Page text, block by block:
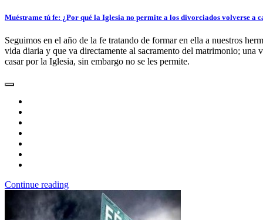
Muéstrame tú fe: ¿Por qué la Iglesia no permite a los divorciados volverse a
Seguimos en el año de la fe tratando de formar en ella a nuestros
vida diaria y que va directamente al sacramento del matrimonio;
casar por la Iglesia, sin embargo no se les permite.
Continue reading